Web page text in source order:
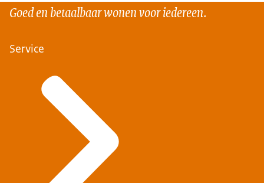
Goed en betaalbaar wonen voor iedereen.
Service